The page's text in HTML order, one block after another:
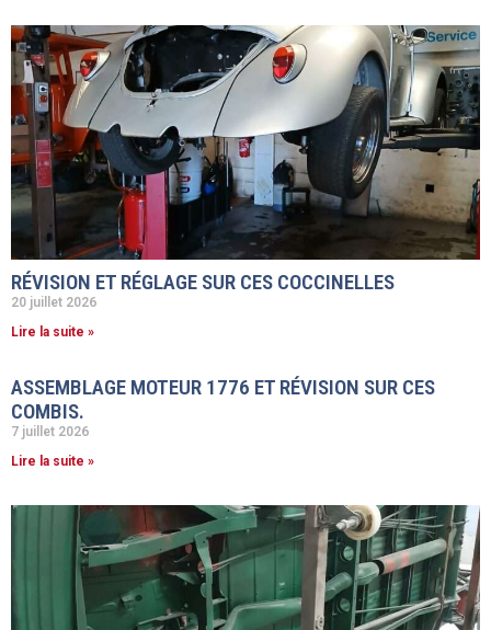
RÉVISION ET RÉGLAGE SUR CES COCCINELLES
20 juillet 2026
Lire la suite »
ASSEMBLAGE MOTEUR 1776 ET RÉVISION SUR CES
COMBIS.
7 juillet 2026
Lire la suite »